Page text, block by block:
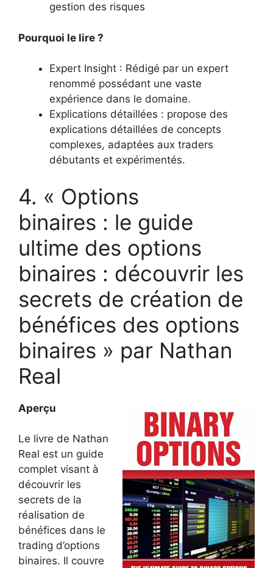
gestion des risques
Pourquoi le lire ?
Expert Insight : Rédigé par un expert
renommé possédant une vaste
expérience dans le domaine.
Explications détaillées : propose des
explications détaillées de concepts
complexes, adaptées aux traders
débutants et expérimentés.
4. « Options
binaires : le guide
ultime des options
binaires : découvrir les
secrets de création de
bénéfices des options
binaires » par Nathan
Real
Aperçu
Le livre de Nathan
Real est un guide
complet visant à
découvrir les
secrets de la
réalisation de
bénéfices dans le
trading d’options
binaires. Il couvre